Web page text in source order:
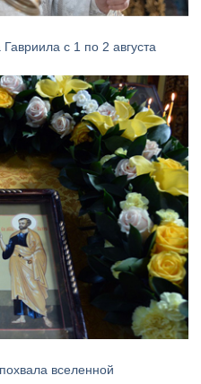
с 1 по 2 августа
вселенной